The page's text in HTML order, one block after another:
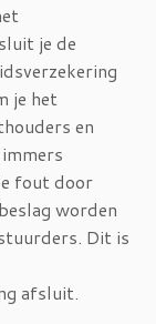
je de
je het
en
fout door
worden
Dit is
afsluit.